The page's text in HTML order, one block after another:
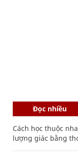
Đọc nhiều
Cách học thuộc
lượng giác bằng